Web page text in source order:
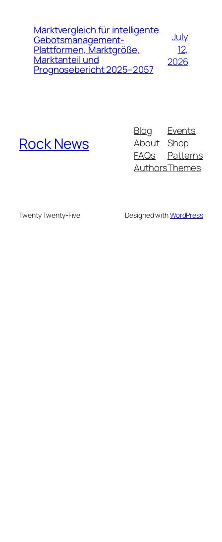
Marktvergleich für intelligente
Gebotsmanagement-
Plattformen, Marktgröße,
Marktanteil und
Prognosebericht 2025–2057
July
12,
2026
Rock News
Blog
About
FAQs
Authors
Events
Shop
Patterns
Themes
Twenty Twenty-Five Designed withWordPress